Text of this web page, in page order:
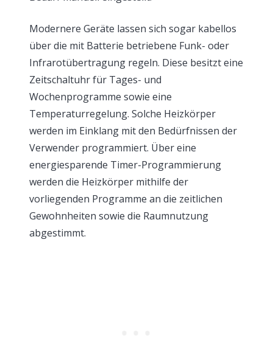
Modernere Geräte lassen sich sogar kabellos
über die mit Batterie betriebene Funk- oder
Infrarotübertragung regeln. Diese besitzt eine
Zeitschaltuhr für Tages- und
Wochenprogramme sowie eine
Temperaturregelung. Solche Heizkörper
werden im Einklang mit den Bedürfnissen der
Verwender programmiert. Über eine
energiesparende Timer-Programmierung
werden die Heizkörper mithilfe der
vorliegenden Programme an die zeitlichen
Gewohnheiten sowie die Raumnutzung
abgestimmt.